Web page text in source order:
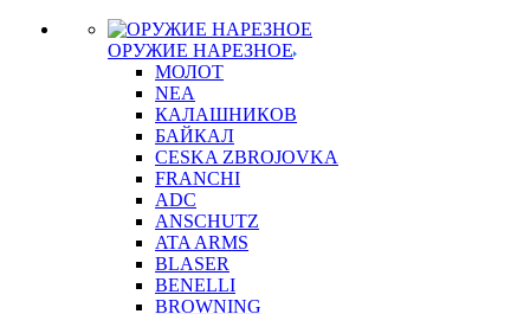
ОРУЖИЕ НАРЕЗНОЕ
МОЛОТ
NEA
КАЛАШНИКОВ
БАЙКАЛ
CESKA ZBROJOVKA
FRANCHI
ADC
ANSCHUTZ
ATA ARMS
BLASER
BENELLI
BROWNING